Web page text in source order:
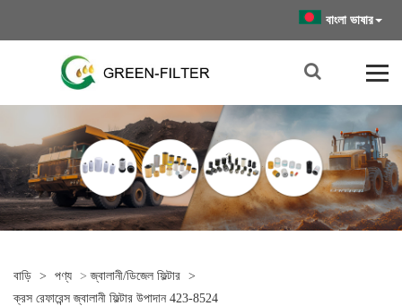
বাংলা ভাষার
বাড়ি > পণ্য >জ্বালানী/ডিজেল ফিল্টার >
ক্রস রেফারেন্স জ্বালানী ফিল্টার উপাদান 423-8524